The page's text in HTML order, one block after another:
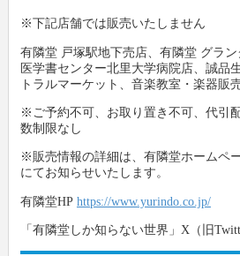
※下記店舗では販売いたしません
有隣堂 戸塚駅地下売店、有隣堂 グラ
医学書センター北里大学病院店、誠品
トラルマーケット、音楽教室・楽器販
※ご予約不可、お取り置き不可、代引
数制限なし
※販売情報の詳細は、有隣堂ホームペ
にてお知らせいたします。
有隣堂HP https://www.yurindo.co.jp/
「有隣堂しか知らない世界」X（旧